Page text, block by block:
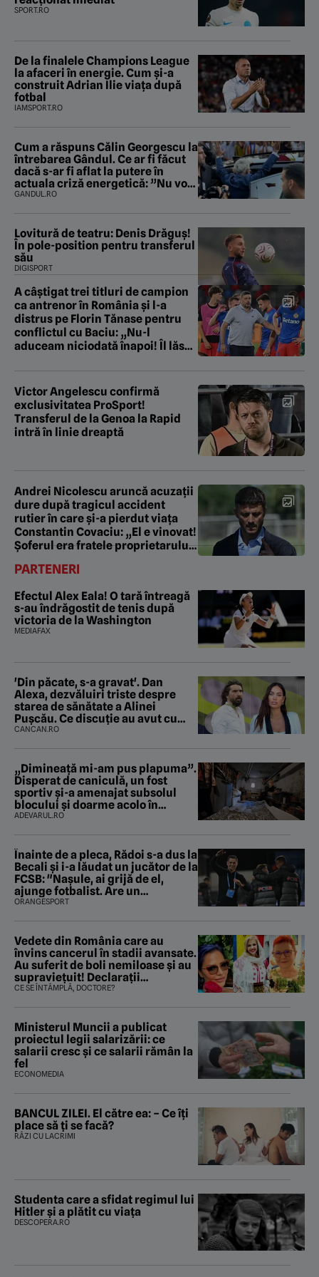
SPORT.RO
De la finalele Champions League
la afaceri în energie. Cum și-a
construit Adrian Ilie viața după
fotbal
IAMSPORT.RO
Cum a răspuns Călin Georgescu la
întrebarea Gândul. Ce ar fi făcut
dacă s-ar fi aflat la putere în
actuala criză energetică: ”Nu voi
fura și nu voi trăda”
GANDUL.RO
Lovitură de teatru: Denis Drăguș!
În pole-position pentru transferul
său
DIGISPORT
A câștigat trei titluri de campion
ca antrenor în România și l-a
distrus pe Florin Tănase pentru
conflictul cu Baciu: „Nu-l
aduceam niciodată înapoi! Îl lăsai
Victor Angelescu confirmă
exclusivitatea ProSport!
Transferul de la Genoa la Rapid
intră în linie dreaptă
Andrei Nicolescu aruncă acuzații
dure după tragicul accident
rutier în care și-a pierdut viața
Constantin Covaciu: „El e vinovat!
Șoferul era fratele proprietarului
PARTENERI
Efectul Alex Eala! O tară întreagă
s-au îndrăgostit de tenis după
victoria de la Washington
MEDIAFAX
'Din păcate, s-a gravat'. Dan
Alexa, dezvăluiri triste despre
starea de sănătate a Alinei
Pușcău. Ce discuție au avut cu
două zile în urmă
CANCAN.RO
„Dimineață mi-am pus plapuma”.
Disperat de caniculă, un fost
sportiv și-a amenajat subsolul
blocului și doarme acolo în
fiecare noapte
ADEVARUL.RO
Înainte de a pleca, Rădoi s-a dus la
Becali şi i-a lăudat un jucător de la
FCSB: "Naşule, ai grijă de el,
ajunge fotbalist. Are un
parametru unde se apropie de
ORANGESPORT
Vedete din România care au
învins cancerul în stadii avansate.
Au suferit de boli nemiloase şi au
supravieţuit! Declarații
sfâșietoare
CE SE ÎNTÂMPLĂ, DOCTORE?
Ministerul Muncii a publicat
proiectul legii salarizării: ce
salarii cresc și ce salarii rămân la
fel
ECONOMEDIA
BANCUL ZILEI. El către ea: – Ce îți
place să ți se facă?
RÂZI CU LACRIMI
Studenta care a sfidat regimul lui
Hitler și a plătit cu viața
DESCOPERA.RO